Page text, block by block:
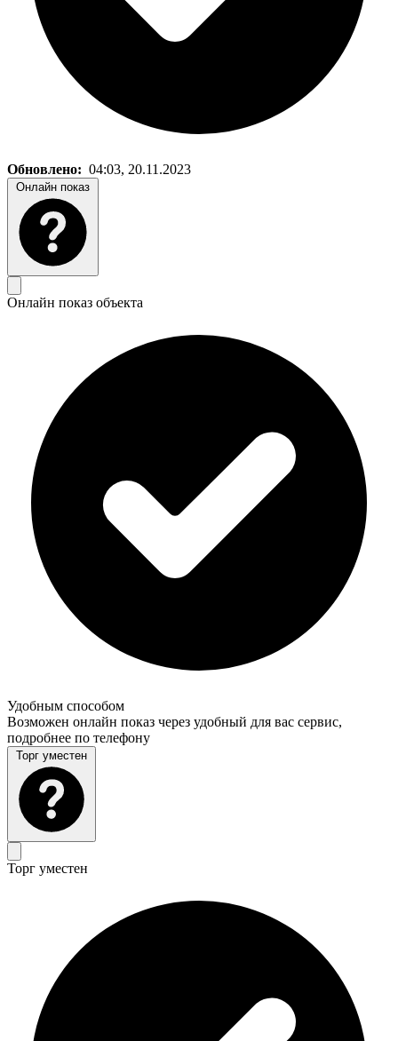
Обновлено: 04:03, 20.11.2023
Онлайн показ
Онлайн показ объекта
Удобным способом
Возможен онлайн показ через удобный для вас сервис,
подробнее по телефону
Торг уместен
Торг уместен